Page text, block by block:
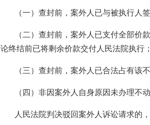
（一）查封前，案外人已与被执行人
（二）查封前，案外人已支付全部价
论终结前已将剩余价款交付人民法院执行
（三）查封前，案外人已合法占有该
（四）非因案外人自身原因未办理不
人民法院判决驳回案外人诉讼请求的